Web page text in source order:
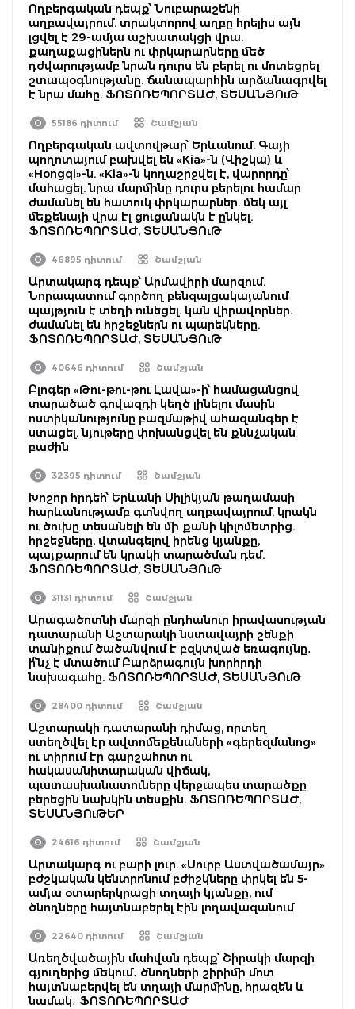
Ողբերգական դեպք՝ Նուբարաշենի
աղբավայրում. տրակտորով աղբը հրելիս այն
լցվել է 29-ամյա աշխատակցի վրա.
քաղաքացիներն ու փրկարարները մեծ
դժվարությամբ նրան դուրս են բերել ու մոտեցրել
շտապօգնությանը. ճանապարհին արձանագրվել
է նրա մահը. ՖՈՏՈՌԵՊՈՐՏԱԺ, ՏԵՍԱՆՅՈւԹ
55186 դիտում Շամշյան
Ողբերգական ավտովթար՝ Երևանում. Գայի
պողոտայում բախվել են «Kia»-ն (Վիշկա) և
«Hongqi»-ն. «Kia»-ն կողաշրջվել է, վարորդը՝
մահացել. նրա մարմինը դուրս բերելու համար
ժամանել են հատուկ փրկարարներ. մեկ այլ
մեքենայի վրա էլ ցուցանակն է ընկել.
ՖՈՏՈՌԵՊՈՐՏԱԺ, ՏԵՍԱՆՅՈւԹ
46895 դիտում Շամշյան
Արտակարգ դեպք՝ Արմավիրի մարզում.
Նորապատում գործող բենզալցակայանում
պայթյուն է տեղի ունեցել. կան վիրավորներ.
ժամանել են հրշեջներն ու պարեկները.
ՖՈՏՈՌԵՊՈՐՏԱԺ, ՏԵՍԱՆՅՈւԹ
40646 դիտում Շամշյան
Բլոգեր «Թու-թու-թու Լավա»-ի՝ համացանցով
տարածած գովազդի կեղծ լինելու մասին
ոստիկանությունը բազմաթիվ ահազանգեր է
ստացել. նյութերը փոխանցվել են քննչական
բաժին
32395 դիտում Շամշյան
Խոշոր հրդեհ՝ Երևանի Սիլիկյան թաղամասի
հարևանությամբ գտնվող աղբավայրում. կրակն
ու ծուխը տեսանելի են մի քանի կիլոմետրից.
հրշեջները, վտանգելով իրենց կյանքը,
պայքարում են կրակի տարածման դեմ.
ՖՈՏՈՌԵՊՈՐՏԱԺ, ՏԵՍԱՆՅՈւԹ
31131 դիտում Շամշյան
Արագածոտնի մարզի ընդհանուր իրավասության
դատարանի Աշտարակի նստավայրի շենքի
տանիքում ծածանվում է բզկտված եռագույնը․
ի՞նչ է մտածում Բարձրագույն խորհրդի
նախագահը. ՖՈՏՈՌԵՊՈՐՏԱԺ, ՏԵՍԱՆՅՈւԹ
28400 դիտում Շամշյան
Աշտարակի դատարանի դիմաց, որտեղ
ստեղծվել էր ավտոմեքենաների «գերեզմանոց»
ու տիրում էր գարշահոտ ու
հակասանիտարական վիճակ,
պատասխանատուները վերջապես տարածքը
բերեցին նախկին տեսքին. ՖՈՏՈՌԵՊՈՐՏԱԺ,
ՏԵՍԱՆՅՈւԹԵՐ
24616 դիտում Շամշյան
Արտակարգ ու բարի լուր. «Սուրբ Աստվածամայր»
բժշկական կենտրոնում բժիշկները փրկել են 5-
ամյա օտարերկրացի տղայի կյանքը, ում
ծնողները հայտնաբերել էին լողավազանում
22640 դիտում Շամշյան
Առեղծվածային մահվան դեպք՝ Շիրակի մարզի
գյուղերից մեկում․ ծնողների շիրիմի մոտ
հայտնաբերվել են տղայի մարմինը, հրազեն և
նամակ․ ՖՈՏՈՌԵՊՈՐՏԱԺ